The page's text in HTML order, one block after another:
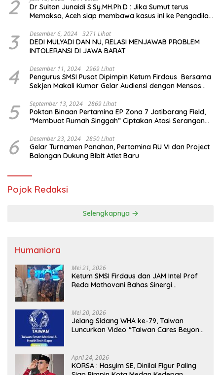
2
Dr Sultan Junaidi S.Sy.MH.Ph.D : Jika Sumut terus
Memaksa, Aceh siap membawa kasus ini ke Pengadilan
3 Desember 6, 2024 3271 Lihat
DEDI MULYADI DAN NU, RELASI MENJAWAB PROBLEM
INTOLERANSI DI JAWA BARAT
4 Desember 11, 2024 2969 Lihat
Pengurus SMSI Pusat Dipimpin Ketum Firdaus Bersama
Sekjen Makali Kumar Gelar Audiensi dengan Mensos
5 September 13, 2024 2869 Lihat
Poktan Binaan Pertamina EP Zona 7 Jatibarang Field,
“Membuat Rumah Singgah” Ciptakan Atasi Serangan
6 Desember 23, 2024 2850 Lihat
Gelar Turnamen Panahan, Pertamina RU VI dan Project
Balongan Dukung Bibit Atlet Baru
Pojok Redaksi
Selengkapnya
Humaniora
Mei 21, 2026
Ketum SMSI Firdaus dan JAM Intel Prof
Reda Mathovani Bahas Sinergi
MBG, Perkuat Pengawasan Program
Pemerintah
Mei 20, 2026
Jelang Sidang WHA ke-79, Taiwan
Luncurkan Video “Taiwan Cares Beyond
April 24, 2026
KORSA : Hasyim SE, Dinilai Figur Paling